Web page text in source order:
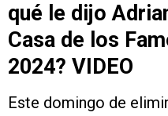
qué le dijo
Casa de los
2024? VIDEO
Este domingo de